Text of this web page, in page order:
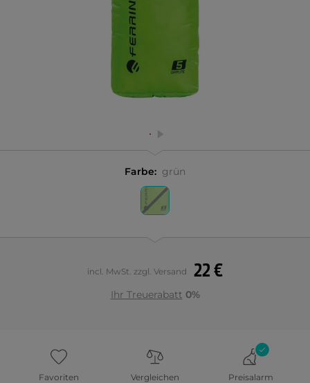
Farbe: grün
22 €
incl. MwSt. zzgl. Versand
Ihr Treuerabatt 0%
Favoriten Vergleichen Preisalarm